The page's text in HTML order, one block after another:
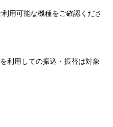
用可能な機種をご確認くださ
利用しての振込・振替は対象